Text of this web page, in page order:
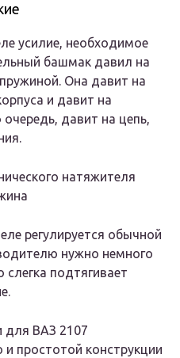
усилие, необходимое
башмак давил на
Она давит на
и давит на
давит на цепь,
натяжителя
регулируется обычной
нужно немного
подтягивает
для ВАЗ 2107
простотой конструкции